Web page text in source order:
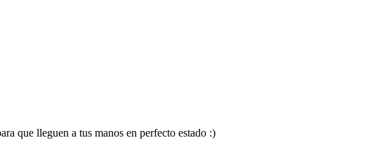
que lleguen a tus manos en perfecto estado :)